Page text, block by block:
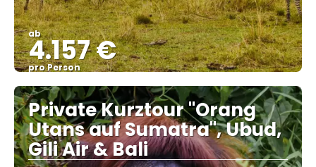
ab
4.157 €
pro Person
Sehen
Private Kurztour "Orang
Utans auf Sumatra", Ubud,
Gili Air & Bali